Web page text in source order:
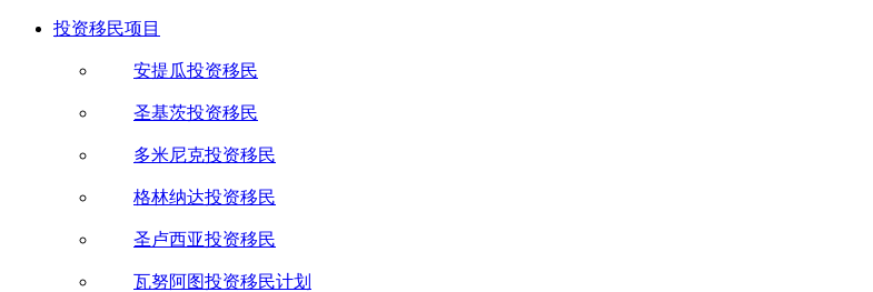
投资移民项目
安提瓜投资移民
圣基茨投资移民
多米尼克投资移民
格林纳达投资移民
圣卢西亚投资移民
瓦努阿图投资移民计划